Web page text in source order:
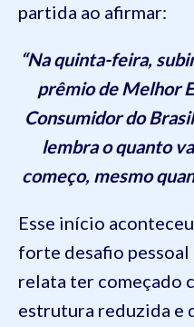
partida ao afirmar:
“Na quinta-feira,
prêmio de Melhor
Consumidor do
lembra o quanto
começo, mesmo
Esse início
forte desafio pessoal
relata ter começado
estrutura reduzida e